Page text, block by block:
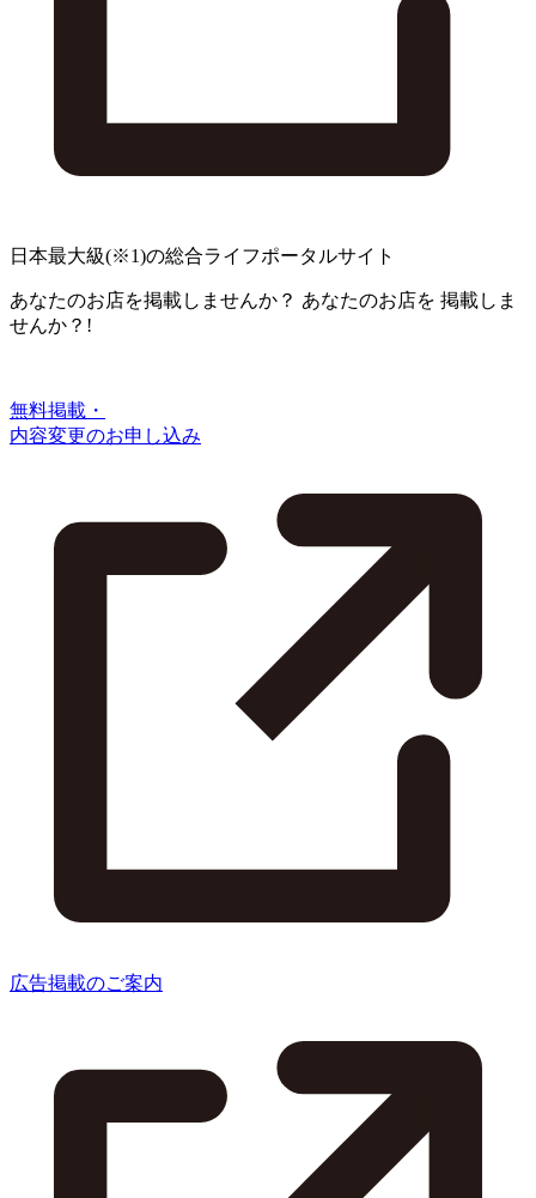
日本最大級(※1)の総合ライフポータルサイト
あなたのお店を掲載しませんか？ あなたのお店を 掲載しま
せんか？!
無料掲載・
内容変更のお申し込み
広告掲載のご案内